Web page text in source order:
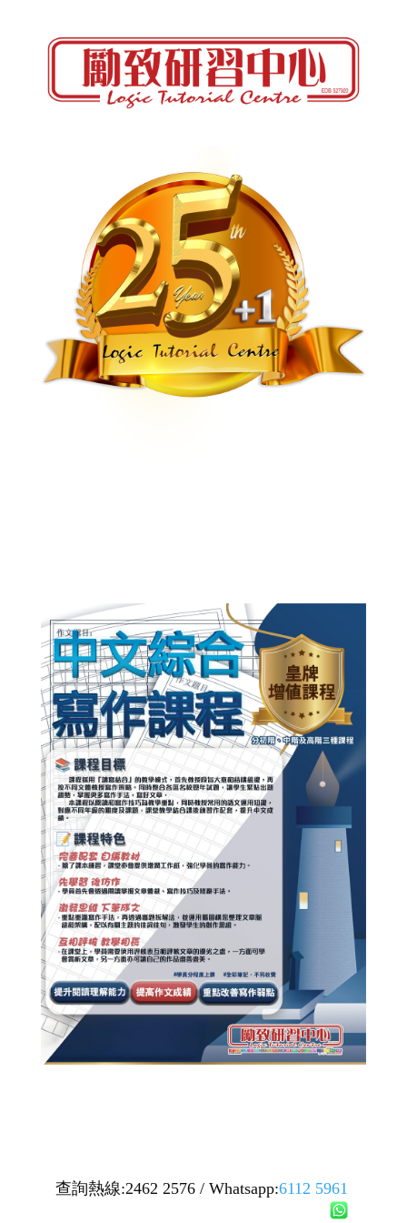
查詢熱線:2462 2576 / Whatsapp:6112 5961